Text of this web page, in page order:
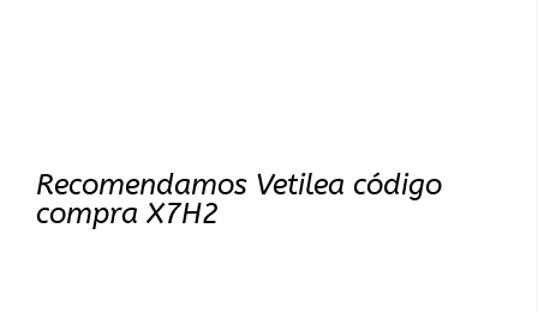
Recomendamos Vetilea código
compra X7H2